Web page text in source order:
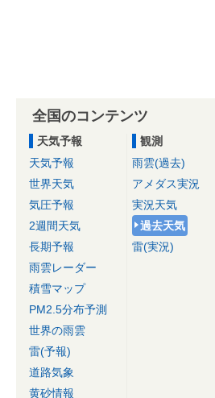
全国のコンテンツ
天気予報
天気予報
世界天気
気圧予報
2週間天気
長期予報
雨雲レーダー
積雪マップ
PM2.5分布予測
世界の雨雲
雷(予報)
道路気象
黄砂情報
観測
雨雲(過去)
アメダス実況
実況天気
過去天気
雷(実況)